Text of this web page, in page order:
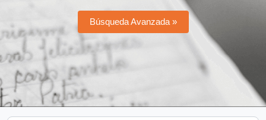
Búsqueda Avanzada »